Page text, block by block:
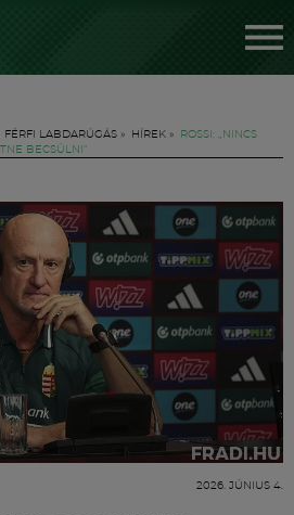
FÉRFI LABDARÚGÁS » HÍREK »
ROSSI: „NINCS
BECSÜLNI”
2026. JÚNIUS 4.